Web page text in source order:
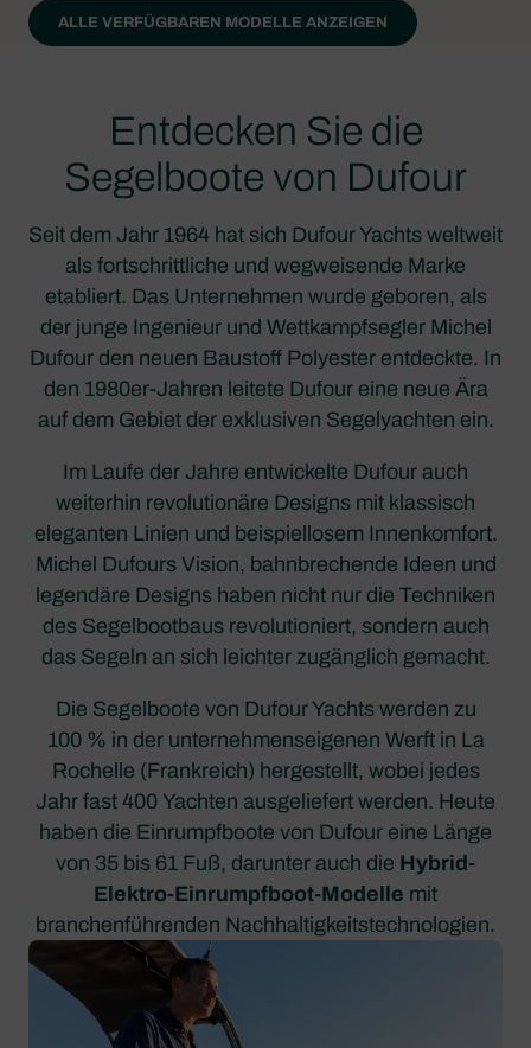
ALLE VERFÜGBAREN MODELLE ANZEIGEN
Entdecken Sie die
Segelboote von Dufour
Seit dem Jahr 1964 hat sich Dufour Yachts weltweit
als fortschrittliche und wegweisende Marke
etabliert. Das Unternehmen wurde geboren, als
der junge Ingenieur und Wettkampfsegler Michel
Dufour den neuen Baustoff Polyester entdeckte. In
den 1980er-Jahren leitete Dufour eine neue Ära
auf dem Gebiet der exklusiven Segelyachten ein.
Im Laufe der Jahre entwickelte Dufour auch
weiterhin revolutionäre Designs mit klassisch
eleganten Linien und beispiellosem Innenkomfort.
Michel Dufours Vision, bahnbrechende Ideen und
legendäre Designs haben nicht nur die Techniken
des Segelbootbaus revolutioniert, sondern auch
das Segeln an sich leichter zugänglich gemacht.
Die Segelboote von Dufour Yachts werden zu
100 % in der unternehmenseigenen Werft in La
Rochelle (Frankreich) hergestellt, wobei jedes
Jahr fast 400 Yachten ausgeliefert werden. Heute
haben die Einrumpfboote von Dufour eine Länge
von 35 bis 61 Fuß, darunter auch die Hybrid-
Elektro-Einrumpfboot-Modelle mit
branchenführenden Nachhaltigkeitstechnologien.